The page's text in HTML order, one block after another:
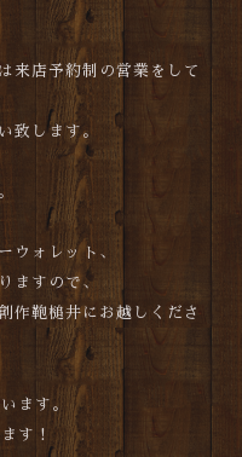
来店予約制の営業をして
致します。
ウォレット、
ますので、
作鞄槌井にお越しくださ
ます。
す！